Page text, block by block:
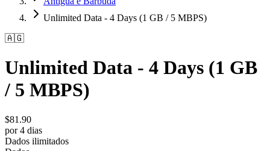
Unlimited Data - 4 Days (1 GB / 5 MBPS)
🇦🇬
Unlimited Data - 4 Days (1 GB
/ 5 MBPS)
$81.90
por 4 dias
Dados ilimitados